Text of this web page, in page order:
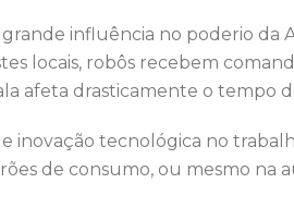
influência no poderio da
locais, robôs recebem
afeta drasticamente o tempo
inovação tecnológica no
de consumo, ou mesmo